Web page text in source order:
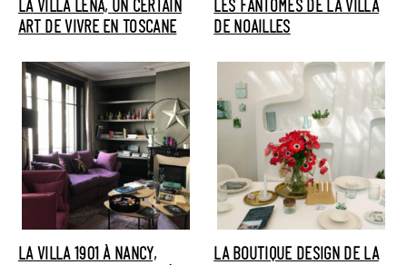
LA VILLA LENA, UN CERTAIN
ART DE VIVRE EN TOSCANE
LES FANTÔMES DE LA VILLA
DE NOAILLES
LA VILLA 1901 À NANCY,
LA BOUTIQUE DESIGN DE LA